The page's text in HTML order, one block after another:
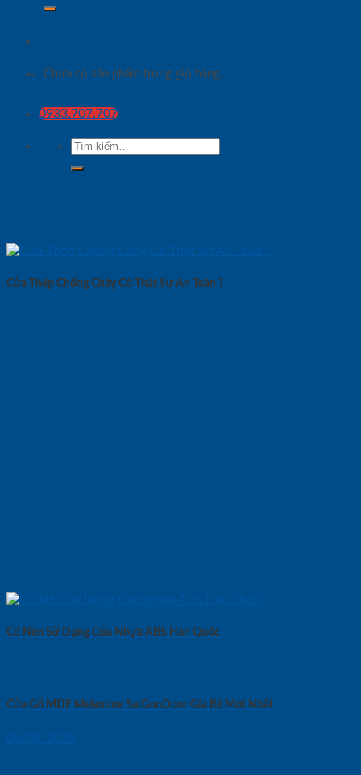
Chưa có sản phẩm trong giỏ hàng.
0933.707.707
Tìm
kiếm:
Cửa Thép Chống Cháy Có Thật Sự An Toàn ?
Có Nên Sử Dụng Cửa Nhựa ABS Hàn Quốc
Cửa Gỗ MDF Melamine SaiGonDoor Gía Rẻ Mới Nhất
08/01/2025